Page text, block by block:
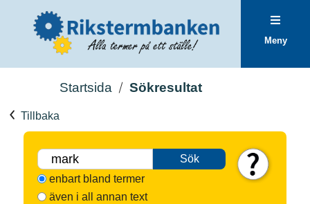
Meny
Startsida Sökresultat
Tillbaka
Sök
enbart bland termer
även i all annan text